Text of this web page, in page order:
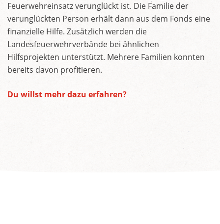
Feuerwehreinsatz verunglückt ist. Die Familie der
verunglückten Person erhält dann aus dem Fonds eine
finanzielle Hilfe. Zusätzlich werden die
Landesfeuerwehrverbände bei ähnlichen
Hilfsprojekten unterstützt. Mehrere Familien konnten
bereits davon profitieren.
Du willst mehr dazu erfahren?